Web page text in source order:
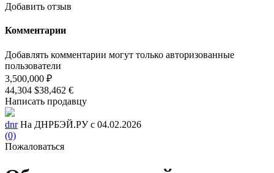
Добавить отзыв
Комментарии
Добавлять комментарии могут только авторизованные
пользователи
3,500,000 ₽
44,304 $38,462 €
Написать продавцу
dnr На ДНРБЭЙ.РУ с 04.02.2026
(0)
Пожаловаться